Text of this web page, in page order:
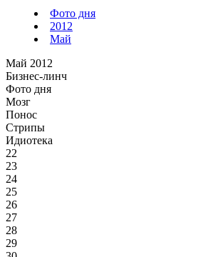
Фото дня
2012
Май
Май 2012
Бизнес-линч
Фото дня
Мозг
Понос
Стрипы
Идиотека
22
23
24
25
26
27
28
29